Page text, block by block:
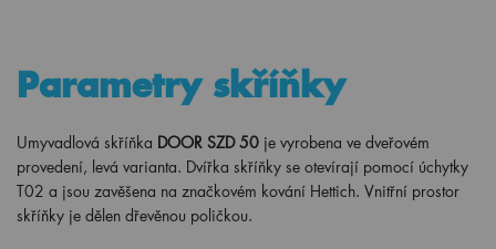
Parametry skříňky
Umyvadlová skříňka DOOR SZD 50 je vyrobena ve dveřovém
provedení, levá varianta. Dvířka skříňky se otevírají pomocí úchytky
T02 a jsou zavěšena na značkovém kování Hettich. Vnitřní prostor
skříňky je dělen dřevěnou poličkou.